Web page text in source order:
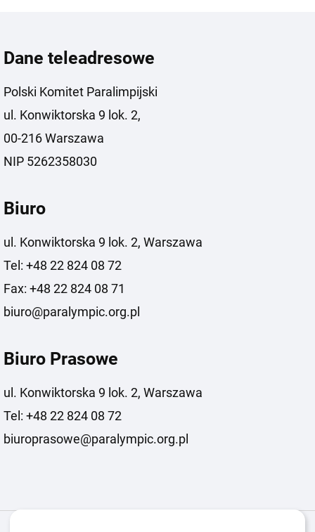
Dane teleadresowe
Polski Komitet Paralimpijski
ul. Konwiktorska 9 lok. 2,
00-216 Warszawa
NIP 5262358030
Biuro
ul. Konwiktorska 9 lok. 2, Warszawa
Tel: +48 22 824 08 72
Fax: +48 22 824 08 71
biuro@paralympic.org.pl
Biuro Prasowe
ul. Konwiktorska 9 lok. 2, Warszawa
Tel: +48 22 824 08 72
biuroprasowe@paralympic.org.pl